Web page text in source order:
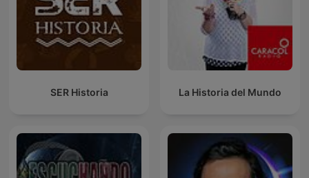
SER Historia La Historia del Mundo